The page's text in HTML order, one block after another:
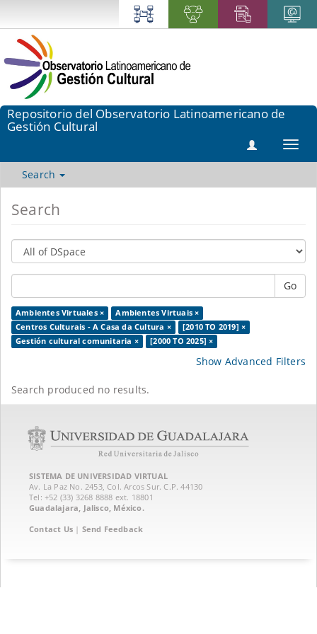
Repositorio del Observatorio Latinoamericano de
Gestión Cultural
Search
Search
Go
Ambientes Virtuales ×
Ambientes Virtuais ×
Centros Culturais - A Casa da Cultura ×
[2010 TO 2019] ×
Gestión cultural comunitaria ×
[2000 TO 2025] ×
Show Advanced Filters
Search produced no results.
SISTEMA DE UNIVERSIDAD VIRTUAL
Av. La Paz No. 2453, Col. Arcos Sur. C.P. 44130
Tel: +52 (33) 3268 8888‏ ext. 18801
Guadalajara, Jalisco, México.
Contact Us | Send Feedback